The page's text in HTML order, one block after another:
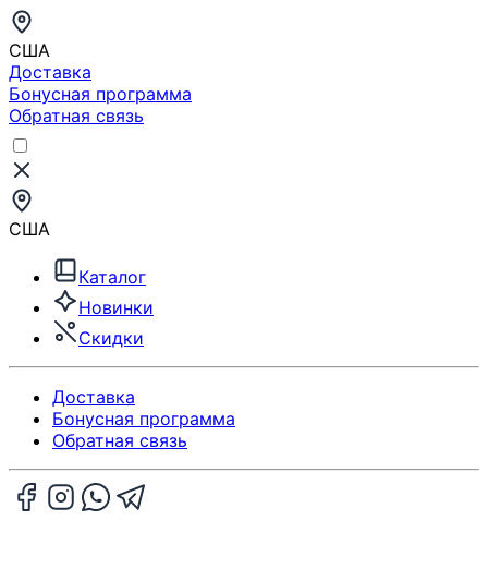
США
Доставка
Бонусная программа
Обратная связь
США
Каталог
Новинки
Скидки
Доставка
Бонусная программа
Обратная связь